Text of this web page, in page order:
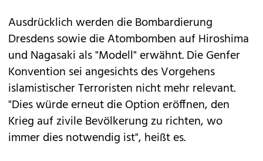
Ausdrücklich werden die Bombardierung
Dresdens sowie die Atombomben auf Hiroshima
und Nagasaki als "Modell" erwähnt. Die Genfer
Konvention sei angesichts des Vorgehens
islamistischer Terroristen nicht mehr relevant.
"Dies würde erneut die Option eröffnen, den
Krieg auf zivile Bevölkerung zu richten, wo
immer dies notwendig ist", heißt es.